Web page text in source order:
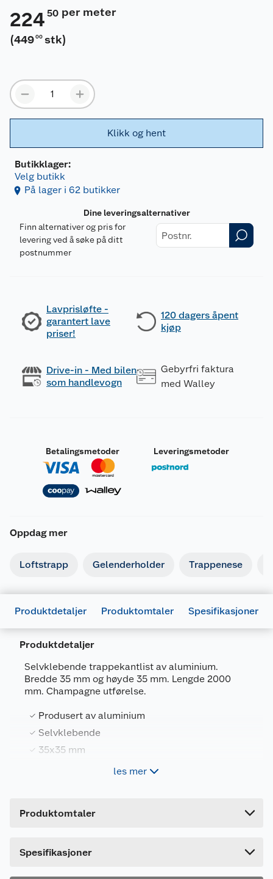
224 50 per meter
(449 00 stk)
Klikk og hent
Butikklager:
Velg butikk
På lager i 62 butikker
Dine leveringsalternativer
Finn alternativer og pris for
levering ved å søke på ditt
postnummer
Lavprisløfte -
garantert lave
priser!
120 dagers åpent
kjøp
Drive-in - Med bilen
som handlevogn
Gebyrfri faktura
med Walley
Betalingsmetoder Leveringsmetoder
Oppdag mer
Loftstrapp Gelenderholder Trappenese
Produktdetaljer Produktomtaler Spesifikasjoner
Produktdetaljer
Selvklebende trappekantlist av aluminium.
Bredde 35 mm og høyde 35 mm. Lengde 2000
mm. Champagne utførelse.
Produsert av aluminium
Selvklebende
35x35 mm
Lengde 2000 mmles mer
Produktomtaler
Dette produktet har ikke fått noen omtale ennå.
Spesifikasjoner
Generelt
Artikkelnummer
Leverandørens artikkelnummer
Farge